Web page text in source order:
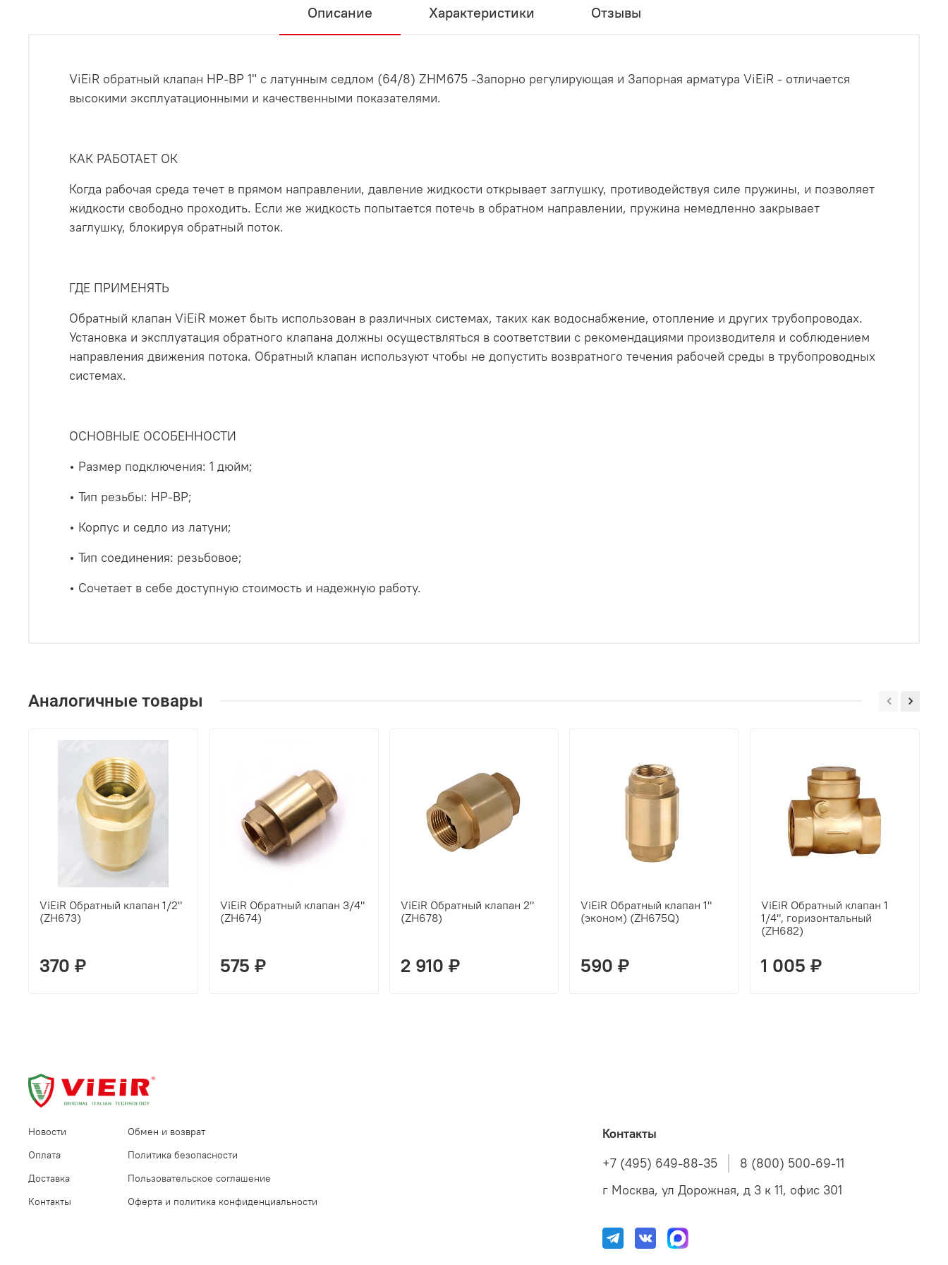
Описание Характеристики Отзывы
ViEiR обратный клапан НР-ВР 1" с латунным седлом (64/8) ZHM675 -Запорно регулирующая и Запорная арматура ViEiR - отличается
высокими эксплуатационными и качественными показателями.
КАК РАБОТАЕТ ОК
Когда рабочая среда течет в прямом направлении, давление жидкости открывает заглушку, противодействуя силе пружины, и позволяет
жидкости свободно проходить. Если же жидкость попытается потечь в обратном направлении, пружина немедленно закрывает
заглушку, блокируя обратный поток.
ГДЕ ПРИМЕНЯТЬ
Обратный клапан ViEiR может быть использован в различных системах, таких как водоснабжение, отопление и других трубопроводах.
Установка и эксплуатация обратного клапана должны осуществляться в соответствии с рекомендациями производителя и соблюдением
направления движения потока. Обратный клапан используют чтобы не допустить возвратного течения рабочей среды в трубопроводных
системах.
ОСНОВНЫЕ ОСОБЕННОСТИ
• Размер подключения: 1 дюйм;
• Тип резьбы: НР-ВР;
• Корпус и седло из латуни;
• Тип соединения: резьбовое;
• Сочетает в себе доступную стоимость и надежную работу.
Аналогичные товары
ViEiR Обратный клапан 1/2"
(ZH673)
370 ₽
ViEiR Обратный клапан 3/4"
(ZH674)
575 ₽
ViEiR Обратный клапан 2"
(ZH678)
2 910 ₽
ViEiR Обратный клапан 1"
(эконом) (ZH675Q)
590 ₽
ViEiR Обратный клапан 1
1/4", горизонтальный
(ZH682)
1 005 ₽
Новости
Оплата
Доставка
Контакты
Обмен и возврат
Политика безопасности
Пользовательское соглашение
Оферта и политика конфиденциальности
Контакты
+7 (495) 649-88-35
8 (800) 500-69-11
г Москва, ул Дорожная, д 3 к 11, офис 301